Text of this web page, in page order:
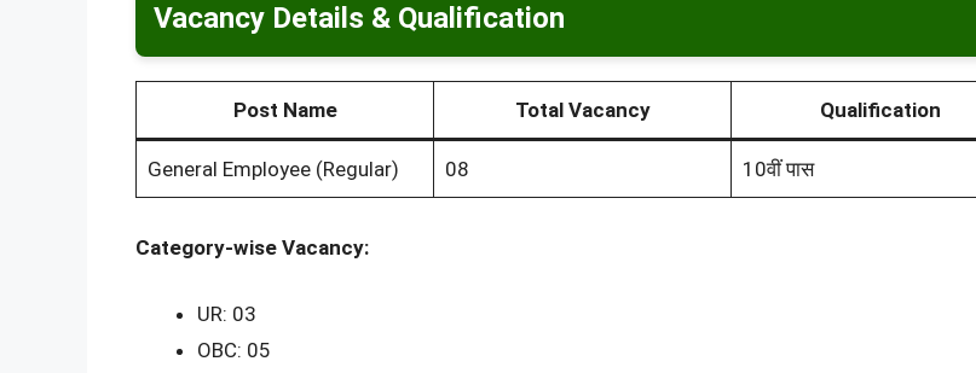
Vacancy Details & Qualification
Post Name Total Vacancy Qualification
General Employee (Regular) 08 10वीं पास
Category-wise Vacancy:
UR: 03
OBC: 05